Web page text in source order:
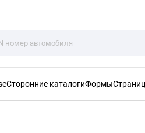
Сторонние каталогиФормы